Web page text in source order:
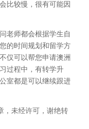
比较慢，很有可能因
老师都会根据学生自
的时间规划和留学方
仅可以帮您申请澳洲
过程中，有转学升
室都是可以继续跟进
，未经许可，谢绝转